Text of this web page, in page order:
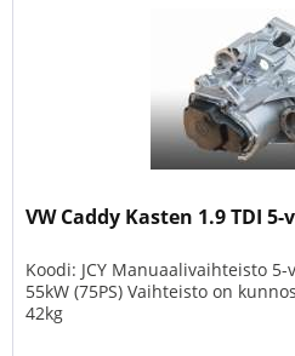
VW Caddy Kasten 1.9 TDI
Koodi: JCY Manuaalivaihteisto 5-
55kW (75PS) Vaihteisto on
42kg